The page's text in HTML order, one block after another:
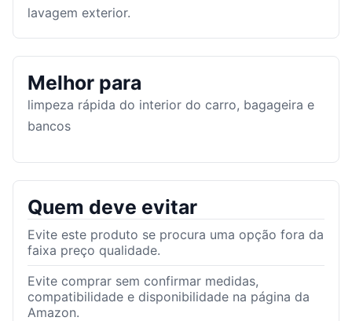
lavagem exterior.
Melhor para
limpeza rápida do interior do carro, bagageira e
bancos
Quem deve evitar
Evite este produto se procura uma opção fora da
faixa preço qualidade.
Evite comprar sem confirmar medidas,
compatibilidade e disponibilidade na página da
Amazon.